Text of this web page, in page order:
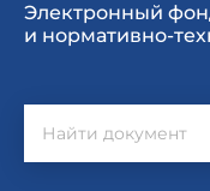
Электронный
и нормативно-